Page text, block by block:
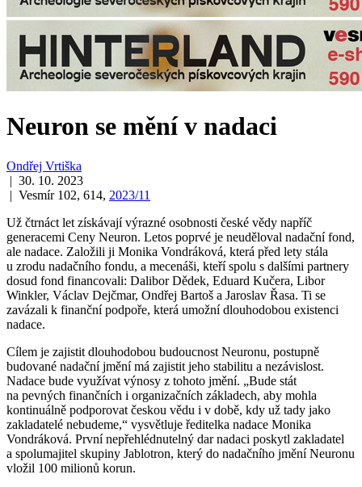
Neuron se mění v nadaci
Ondřej Vrtiška
| 30. 10. 2023
| Vesmír 102, 614, 2023/11
Už čtrnáct let získávají výrazné osobnosti české vědy napříč
generacemi Ceny Neuron. Letos poprvé je neuděloval nadační fond,
ale nadace. Založili ji Monika Vondráková, která před lety stála
u zrodu nadačního fondu, a mecenáši, kteří spolu s dalšími partnery
dosud fond financovali: Dalibor Dědek, Eduard Kučera, Libor
Winkler, Václav Dejčmar, Ondřej Bartoš a Jaroslav Řasa. Ti se
zavázali k finanční podpoře, která umožní dlouhodobou existenci
nadace.
Cílem je zajistit dlouhodobou budoucnost Neuronu, postupně
budované nadační jmění má zajistit jeho stabilitu a nezávislost.
Nadace bude využívat výnosy z tohoto jmění. „Bude stát
na pevných finančních i organizačních základech, aby mohla
kontinuálně podporovat českou vědu i v době, kdy už tady jako
zakladatelé nebudeme,“ vysvětluje ředitelka nadace Monika
Vondráková. První nepřehlédnutelný dar nadaci poskytl zakladatel
a spolumajitel skupiny Jablotron, který do nadačního jmění Neuronu
vložil 100 milionů korun.